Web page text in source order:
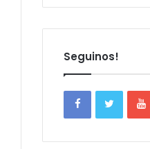
Seguinos!